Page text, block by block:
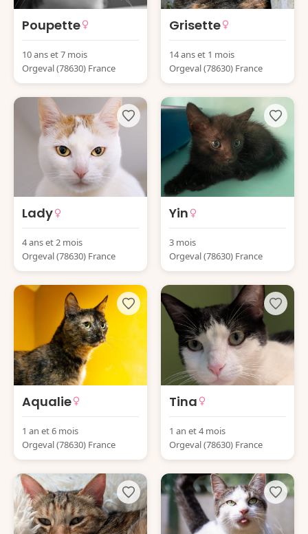
Poupette
10 ans et 7 mois
Orgeval (78630) France
Grisette
14 ans et 1 mois
Orgeval (78630) France
Lady
4 ans et 2 mois
Orgeval (78630) France
Yin
3 mois
Orgeval (78630) France
Aqualie
1 an et 6 mois
Orgeval (78630) France
Tina
1 an et 4 mois
Orgeval (78630) France